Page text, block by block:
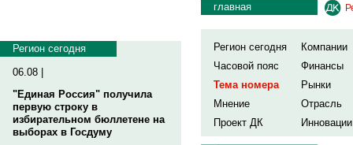
Регион сегодня
06.08 |
"Единая Россия" получила
первую строку в
избирательном бюллетене на
выборах в Госдуму
главная
Регион сегодня
Компании
Часовой пояс
Финансы
Тема номера
Рынки
Мнение
Отрасль
Проект ДК
Инновации